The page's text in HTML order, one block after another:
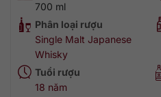
700 ml
Phân loại rượu
Single Malt Japanese
Whisky
Tuổi rượu
18 năm